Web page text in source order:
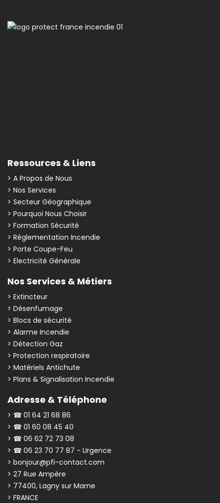
Ressources & Liens
> A Propos de Nous
> Nos Services
> Secteur Géographique
> Pourquoi Nous Choisir
> Formation Sécurité
> Réglementation Incendie
> Porte Coupe-Feu
> Electricité Générale
Nos Services & Métiers
> Extincteur
> Désenfumage
> Blocs de sécurité
> Alarme Incendie
> Détection Gaz
> Protection respiratoire
> Matériels Antichute
> Plans & Signalisation Incendie
Adresse & Téléphone
> ☎ 01 64 21 68 86
> ☎ 01 60 08 45 40
> ☎ 06 62 72 73 08
> ☎ 06 23 70 77 87 - Urgence
> bonjour@pfi-contact.com
> 27 Rue Ampère
> 77400, Lagny sur Marne
> FRANCE